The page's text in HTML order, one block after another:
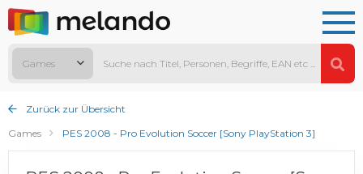
Games
Zurück zur Übersicht
Games
PES 2008 - Pro Evolution Soccer [Sony PlayStation 3]